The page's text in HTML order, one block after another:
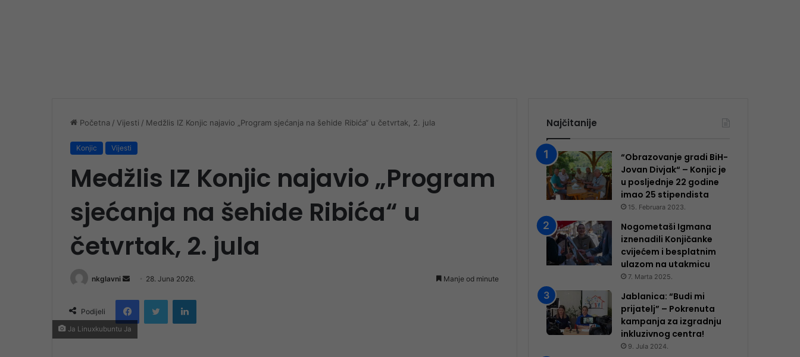
Početna / Vijesti / Medžlis IZ Konjic najavio „Program sjećanja na šehide Ribića“ u četvrtak, 2. jula
Konjic Vijesti
Medžlis IZ Konjic najavio „Program
sjećanja na šehide Ribića“ u
četvrtak, 2. jula
nkglavni
Send
email
28. Juna 2026. Manje od minute
Podijeli
FacebookTwitter LinkedIn
Ja Linuxkubuntu Ja
Najčitanije
“Obrazovanje gradi BiH-
Jovan Divjak“ – Konjic je
u posljednje 22 godine
imao 25 ​​stipendista
15. Februara 2023.
Nogometaši Igmana
iznenadili Konjičanke
cvijećem i besplatnim
ulazom na utakmicu
7. Marta 2025.
Jablanica: “Budi mi
prijatelj” – Pokrenuta
kampanja za izgradnju
inkluzivnog centra!
9. Jula 2024.